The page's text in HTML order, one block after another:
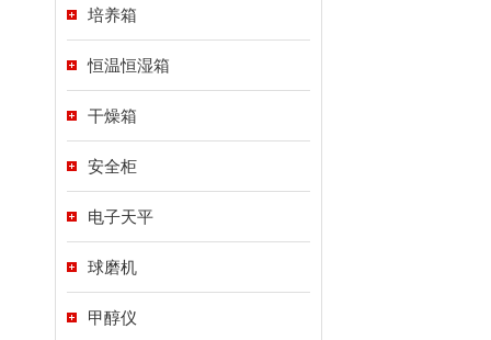
培养箱
恒温恒湿箱
干燥箱
安全柜
电子天平
球磨机
甲醇仪